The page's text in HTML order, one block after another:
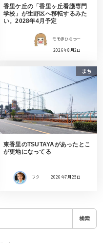
香里ケ丘の「香里ヶ丘看護専門
学校」が生野区へ移転するみた
い。2028年4月予定
モモ＠ひらつー
2026年8月2日
まち
東香里のTSUTAYAがあったとこ
が更地になってる
フク 2026年7月25日
検索